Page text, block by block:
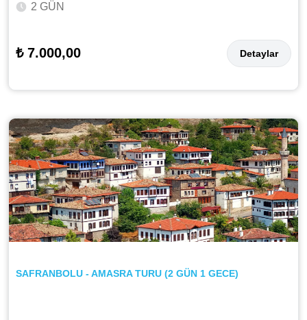
2 GÜN
₺ 7.000,00 Detaylar
SAFRANBOLU - AMASRA TURU (2 GÜN 1 GECE)